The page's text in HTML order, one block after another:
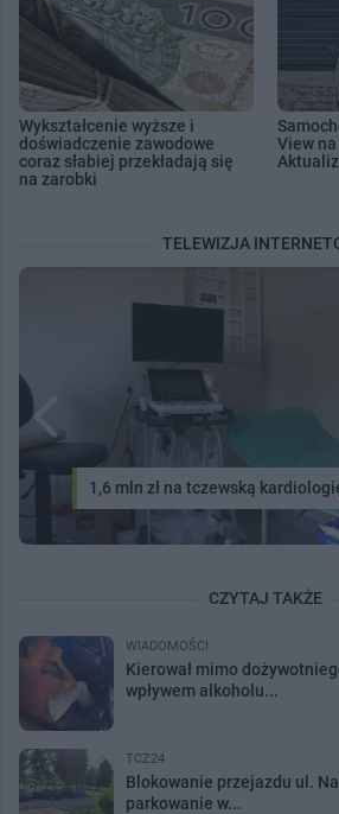
Wykształcenie wyższe i
doświadczenie zawodowe
coraz słabiej przekładają się
na zarobki
View
TELEWIZJA
1,6 mln zł na tczewską
CZYTAJ TAKŻE
WIADOMOŚCI
Kierował mimo
wpływem alkoholu...
TCZ24
Blokowanie przejazdu ul.
parkowanie w...